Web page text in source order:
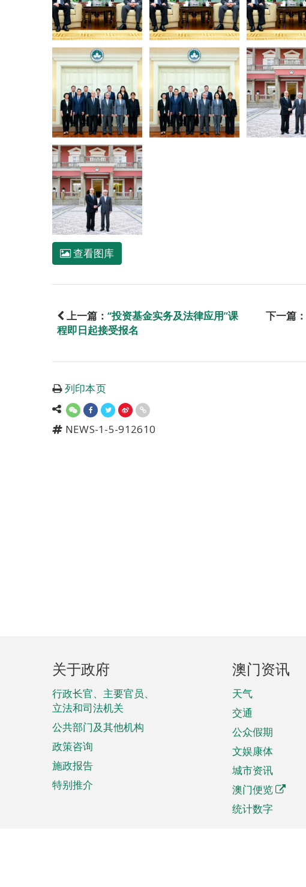
查看图库
上一篇： “投资基金实务及法律应用”课
程即日起接受报名
下一篇：
列印本页
NEWS-1-5-912610
页
脚
菜
单
关于政府
行政长官、主要官员、
立法和司法机关
公共部门及其他机构
政策咨询
施政报告
特别推介
澳门资讯
天气
交通
公众假期
文娱康体
城市资讯
澳门便览
统计数字